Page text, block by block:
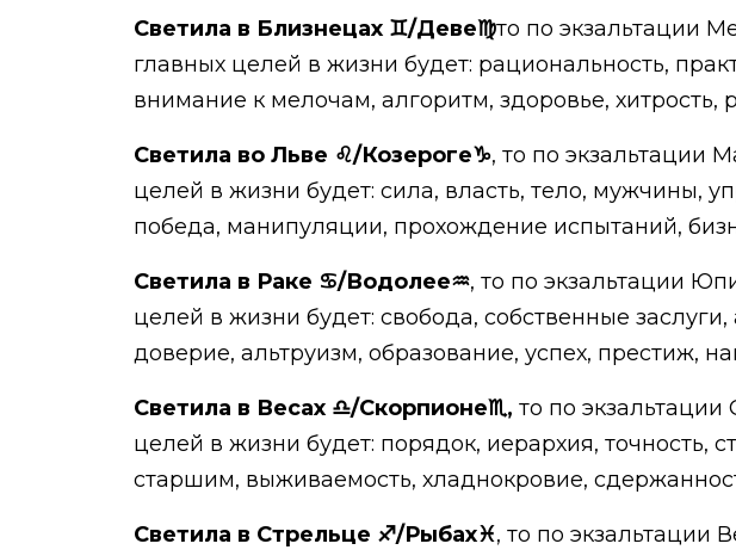
Светила в Близнецах ♊️/Деве♍️то по экзальтации
главных целей в жизни будет: рациональность,
внимание к мелочам, алгоритм, здоровье, хитрость,
Светила во Льве ♌️/Козероге♑️, то по экзальтации
целей в жизни будет: сила, власть, тело, мужчины,
победа, манипуляции, прохождение испытаний,
Светила в Раке ♋️/Водолее♒️, то по экзальтации
целей в жизни будет: свобода, собственные
доверие, альтруизм, образование, успех, престиж,
Светила в Весах ♎️/Скорпионе♏️, то по
целей в жизни будет: порядок, иерархия, точность,
старшим, выживаемость, хладнокровие,
Светила в Стрельце ♐️/Рыбах♓️, то по